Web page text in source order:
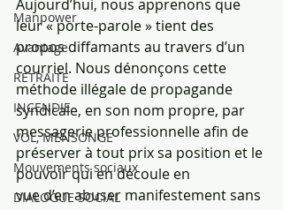
Manpower
Avantage
RETRAITE
INCENDIE
VOL, MENSONGE
Mouvements sociaux
DIALOGUE SOCIAL
Aujourd’hui, nous apprenons que
leur « porte-parole » tient des
propos diffamants au travers d’un
courriel. Nous dénonçons cette
méthode illégale de propagande
syndicale, en son nom propre, par
messagerie professionnelle afin de
préserver à tout prix sa position et le
pouvoir qui en découle en
vue d’en abuser manifestement sans